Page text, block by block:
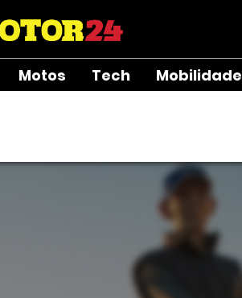
Motos Tech Mobilidade